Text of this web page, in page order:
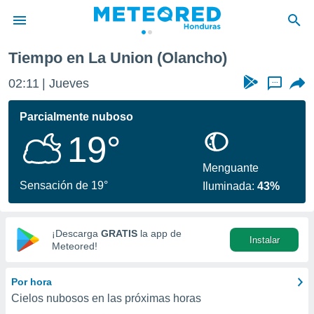
de
ha sido
que se
calidad.
a este
las
y
digital
basada
Tiempo en La Union (Olancho)
02:11 Jueves ...
Parcialmente nuboso
19°
Sensación de 19°
Menguante
Iluminada:43%
¡Descarga GRATIS la app de
Meteored!
Instalar
Por hora
Cielos nubosos en las próximas horas